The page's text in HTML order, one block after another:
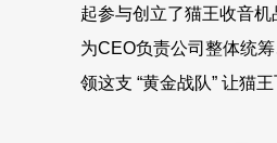
起参与创立了猫王收音
为CEO负责公司整体统
领这支 “黄金战队” 让猫王